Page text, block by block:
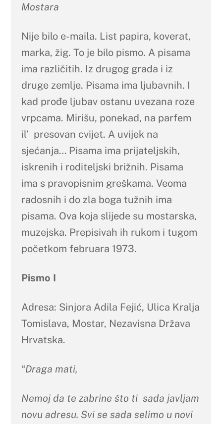
Mostara
Nije bilo e-maila. List papira, koverat,
marka, žig. To je bilo pismo. A pisama
ima različitih. Iz drugog grada i iz
druge zemlje. Pisama ima ljubavnih. I
kad prođe ljubav ostanu uvezana roze
vrpcama. Mirišu, ponekad, na parfem
il’ presovan cvijet. A uvijek na
sjećanja… Pisama ima prijateljskih,
iskrenih i roditeljski brižnih. Pisama
ima s pravopisnim greškama. Veoma
radosnih i do zla boga tužnih ima
pisama. Ova koja slijede su mostarska,
muzejska. Prepisivah ih rukom i tugom
početkom februara 1973.
Pismo I
Adresa: Sinjora Adila Fejić, Ulica Kralja
Tomislava, Mostar, Nezavisna Država
Hrvatska.
“Draga mati,
Nemoj da te zabrine što ti sada javljam
novu adresu. Svi se sada selimo u novi